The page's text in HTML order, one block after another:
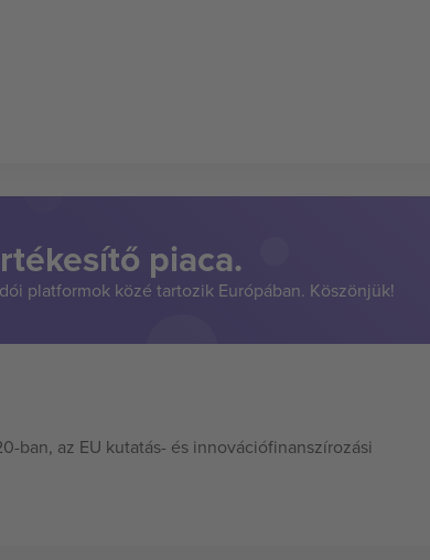
piaca.
platformok közé tartozik Európában. Köszönjük!
ban, az EU kutatás- és innovációfinanszírozási